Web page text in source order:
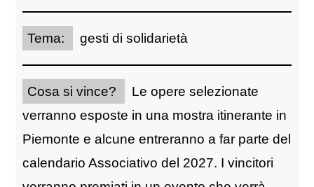
Tema: gesti di solidarietà
Cosa si vince?
Le opere selezionate
verranno esposte in una mostra itinerante in
Piemonte e alcune entreranno a far parte del
calendario Associativo del 2027. I vincitori